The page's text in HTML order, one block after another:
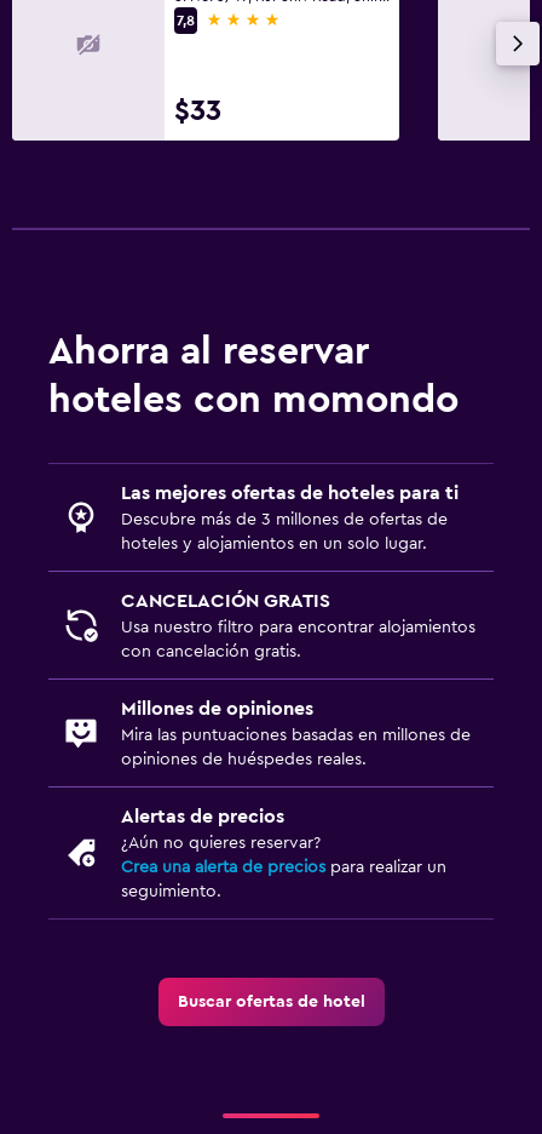
7,8
4 estrellas
$33
Ahorra al reservar
hoteles con momondo
Las mejores ofertas de hoteles para ti
Descubre más de 3 millones de ofertas de
hoteles y alojamientos en un solo lugar.
CANCELACIÓN GRATIS
Usa nuestro filtro para encontrar alojamientos
con cancelación gratis.
Millones de opiniones
Mira las puntuaciones basadas en millones de
opiniones de huéspedes reales.
Alertas de precios
¿Aún no quieres reservar?
Crea una alerta de precios para realizar un
seguimiento.
Buscar ofertas de hotel